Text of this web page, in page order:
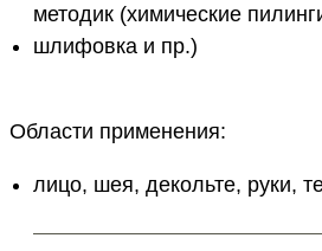
методик (химические
шлифовка и пр.)
Области применения:
лицо, шея, декольте, руки,